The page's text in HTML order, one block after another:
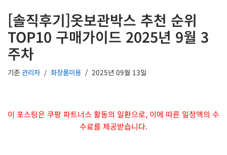
[솔직후기]옷보관박스 추천 순위
TOP10 구매가이드 2025년 9월 3
주차
기준 관리자 화장품미용 2025년 09월 13일
이 포스팅은 쿠팡 파트너스 활동의 일환으로, 이에 따른 일정액의 수
수료를 제공받습니다.